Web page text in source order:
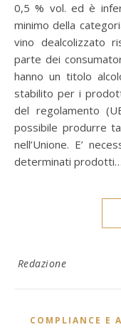
0,5 % vol. ed è
minimo della
vino dealcolizzato
parte dei
hanno un titolo
stabilito per i
del regolamento
possibile produrre
nell’Unione. E’
determinati prodotti…
Redazione
COMPLIANCE E